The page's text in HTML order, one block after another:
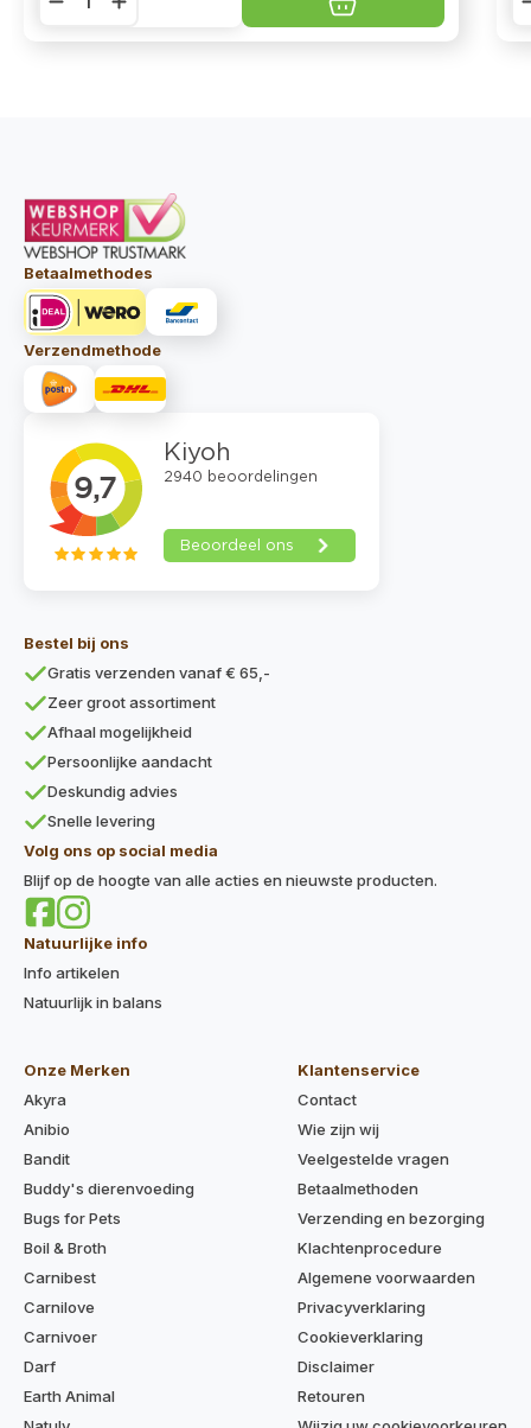
Betaalmethodes
Verzendmethode
Bestel bij ons
Gratis verzenden vanaf € 65,-
Zeer groot assortiment
Afhaal mogelijkheid
Persoonlijke aandacht
Deskundig advies
Snelle levering
Volg ons op social media
Blijf op de hoogte van alle acties en nieuwste producten.
Natuurlijke info
Info artikelen
Natuurlijk in balans
Onze Merken
Akyra
Anibio
Bandit
Buddy's dierenvoeding
Bugs for Pets
Boil & Broth
Carnibest
Carnilove
Carnivoer
Darf
Earth Animal
Klantenservice
Contact
Wie zijn wij
Veelgestelde vragen
Betaalmethoden
Verzending en bezorging
Klachtenprocedure
Algemene voorwaarden
Privacyverklaring
Cookieverklaring
Disclaimer
Retouren